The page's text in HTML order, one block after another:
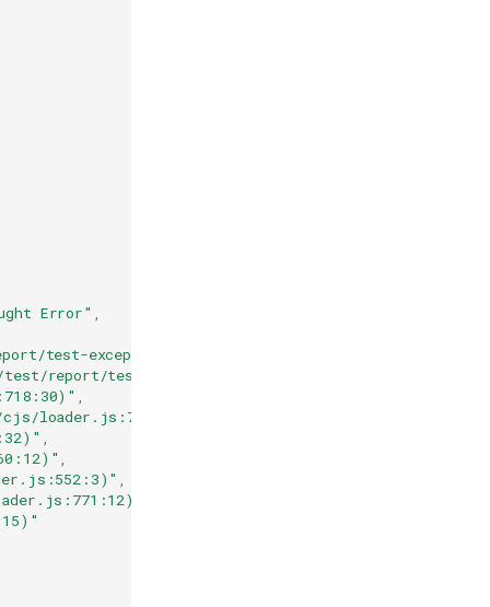
Error" ,
test-exception.js:9:11)"
test/report/test-exception.js:12:3)"
,
loader.js:729:10)"
,
,
,